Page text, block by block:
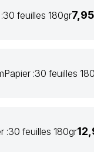
30 feuilles 180gr
Papier :30 feuilles
:30 feuilles 180gr